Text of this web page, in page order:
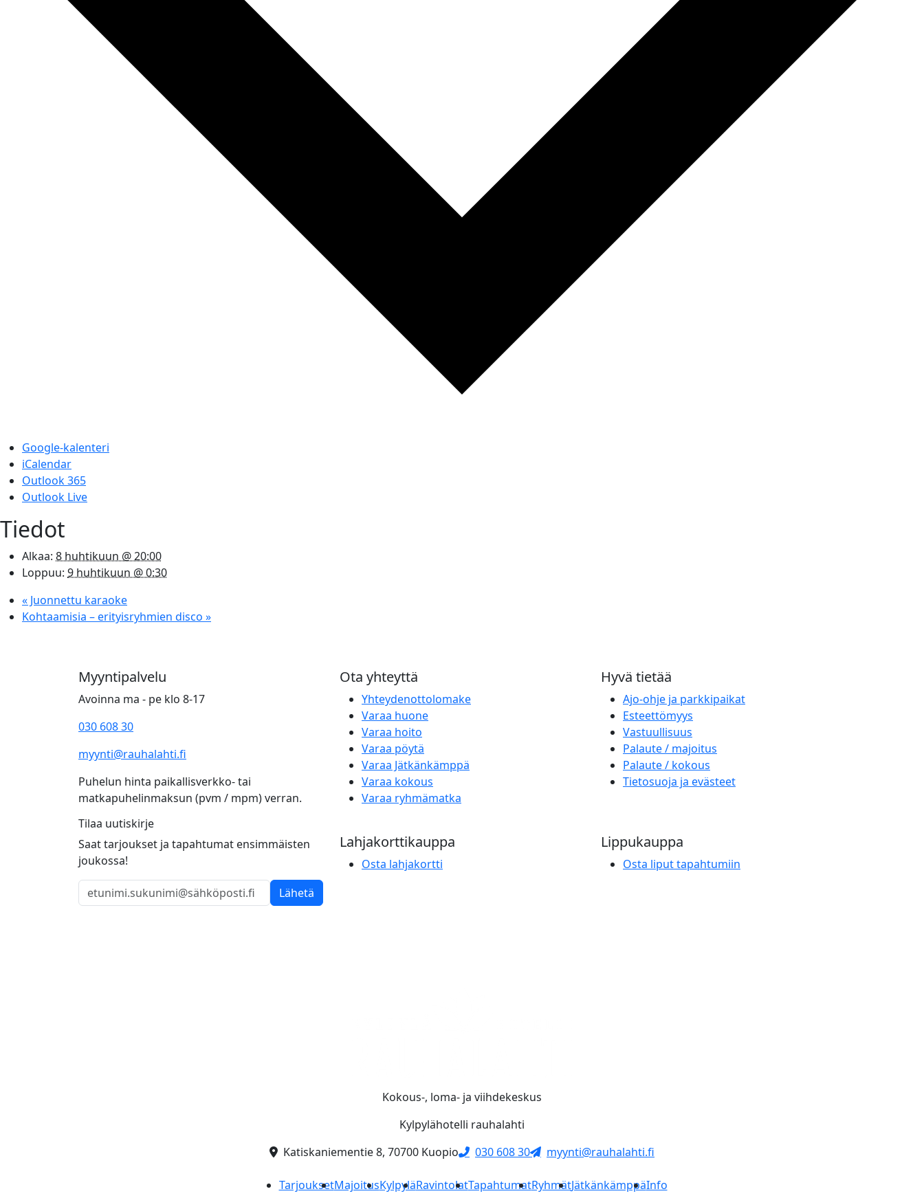
Google-kalenteri
iCalendar
Outlook 365
Outlook Live
Tiedot
Alkaa: 8 huhtikuun @ 20:00
Loppuu: 9 huhtikuun @ 0:30
« Juonnettu karaoke
Kohtaamisia – erityisryhmien disco »
Myyntipalvelu
Avoinna ma - pe klo 8-17
030 608 30
myynti@rauhalahti.fi
Puhelun hinta paikallisverkko- tai
matkapuhelinmaksun (pvm / mpm) verran.
Tilaa uutiskirje
Saat tarjoukset ja tapahtumat ensimmäisten
joukossa!
Lähetä
Ota yhteyttä
Yhteydenottolomake
Varaa huone
Varaa hoito
Varaa pöytä
Varaa Jätkänkämppä
Varaa kokous
Varaa ryhmämatka
Hyvä tietää
Ajo-ohje ja parkkipaikat
Esteettömyys
Vastuullisuus
Palaute / majoitus
Palaute / kokous
Tietosuoja ja evästeet
Lahjakorttikauppa
Osta lahjakortti
Lippukauppa
Osta liput tapahtumiin
Kokous-, loma- ja viihdekeskus
Kylpylähotelli rauhalahti
Katiskaniementie 8, 70700 Kuopio
030 608 30 myynti@rauhalahti.fi
TarjouksetMajoitusKylpyläRavintolatTapahtumatRyhmätJätkänkämppäInfo